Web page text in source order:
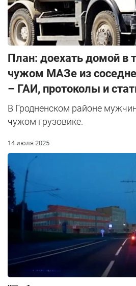
План: доехать домой в
чужом МАЗе из
– ГАИ, протоколы и
В Гродненском районе
чужом грузовике.
14 июля 2025